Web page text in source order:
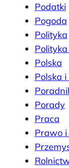
Podatki
Pogoda
Polityka
Polityka
Polska
Polska
Porady
Praca
Prawo